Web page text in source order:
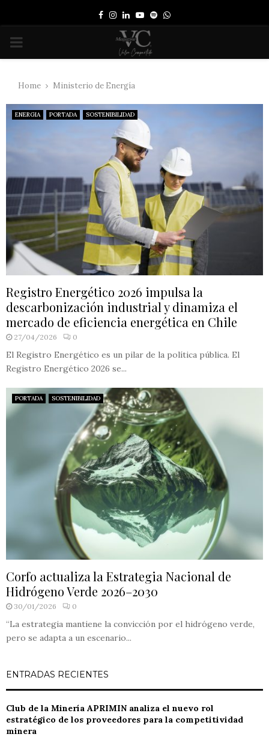
Facebook
Instagram
LinkedinYoutube
SpotifyWhatsapp
PRIMARY
Home Ministerio de Energía
ENERGIA PORTADA SOSTENIBILIDAD
Registro Energético 2026 impulsa la
descarbonización industrial y dinamiza el
mercado de eficiencia energética en Chile
27/04/2026 0
El Registro Energético es un pilar de la política pública. El
Registro Energético 2026 se...
PORTADA SOSTENIBILIDAD
Corfo actualiza la Estrategia Nacional de
Hidrógeno Verde 2026–2030
30/01/2026 0
“La estrategia mantiene la convicción por el hidrógeno verde,
pero se adapta a un escenario...
ENTRADAS RECIENTES
Club de la Minería APRIMIN analiza el nuevo rol
estratégico de los proveedores para la competitividad
minera